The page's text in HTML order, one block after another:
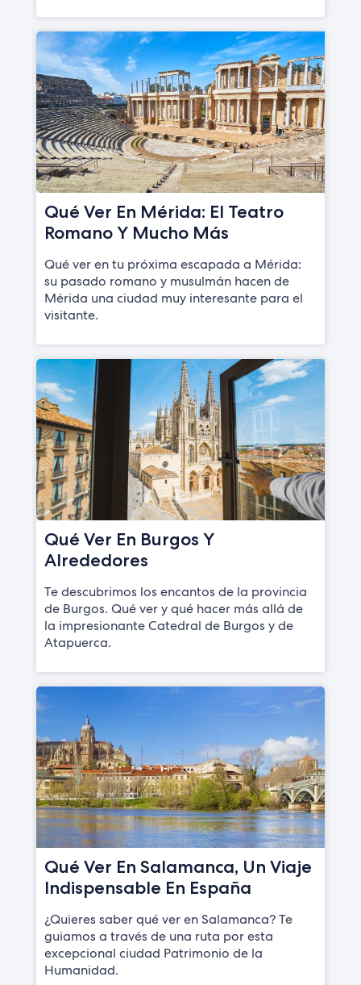
Qué Ver En Mérida: El Teatro
Romano Y Mucho Más
Qué ver en tu próxima escapada a Mérida:
su pasado romano y musulmán hacen de
Mérida una ciudad muy interesante para el
visitante.
Qué Ver En Burgos Y
Alrededores
Te descubrimos los encantos de la provincia
de Burgos. Qué ver y qué hacer más allá de
la impresionante Catedral de Burgos y de
Atapuerca.
Qué Ver En Salamanca, Un Viaje
Indispensable En España
¿Quieres saber qué ver en Salamanca? Te
guiamos a través de una ruta por esta
excepcional ciudad Patrimonio de la
Humanidad.